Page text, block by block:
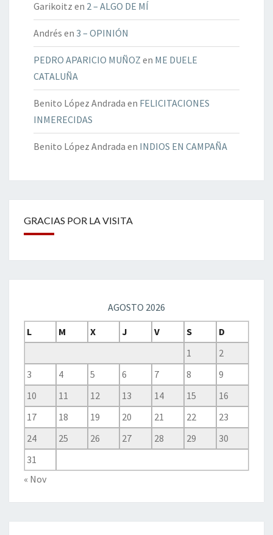
Garikoitz en 2 – ALGO DE MÍ
Andrés en 3 – OPINIÓN
PEDRO APARICIO MUÑOZ en ME DUELE
CATALUÑA
Benito López Andrada en FELICITACIONES
INMERECIDAS
Benito López Andrada en INDIOS EN CAMPAÑA
GRACIAS POR LA VISITA
AGOSTO 2026
L
M X J V S
D
1
2
3
4 5 6 7 8
9
10
11 12 13 14 15
16
17
18 19 20 21 22
23
24
25 26 27 28 29
30
31
« Nov